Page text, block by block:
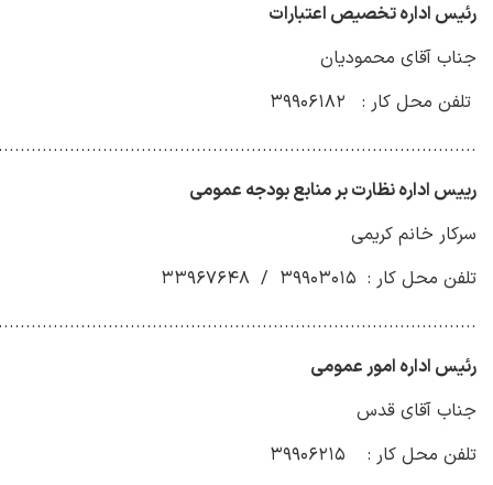
رئیس اداره تخصیص اعتبارات
جناب آقای محمودیان
تلفن محل کار : ۳۹۹۰۶۱۸۲
رییس اداره نظارت بر منابع بودجه عمومی
سرکار خانم کریمی
تلفن محل کار : ۳۹۹۰۳۰۱۵ / ۳۳۹۶۷۶۴۸
رئیس اداره امور عمومی
جناب آقای قدس
تلفن محل کار : ۳۹۹۰۶۲۱۵